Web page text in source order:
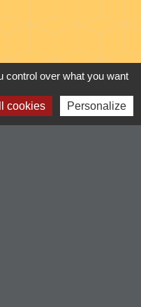
control over what you want
cookies Personalize